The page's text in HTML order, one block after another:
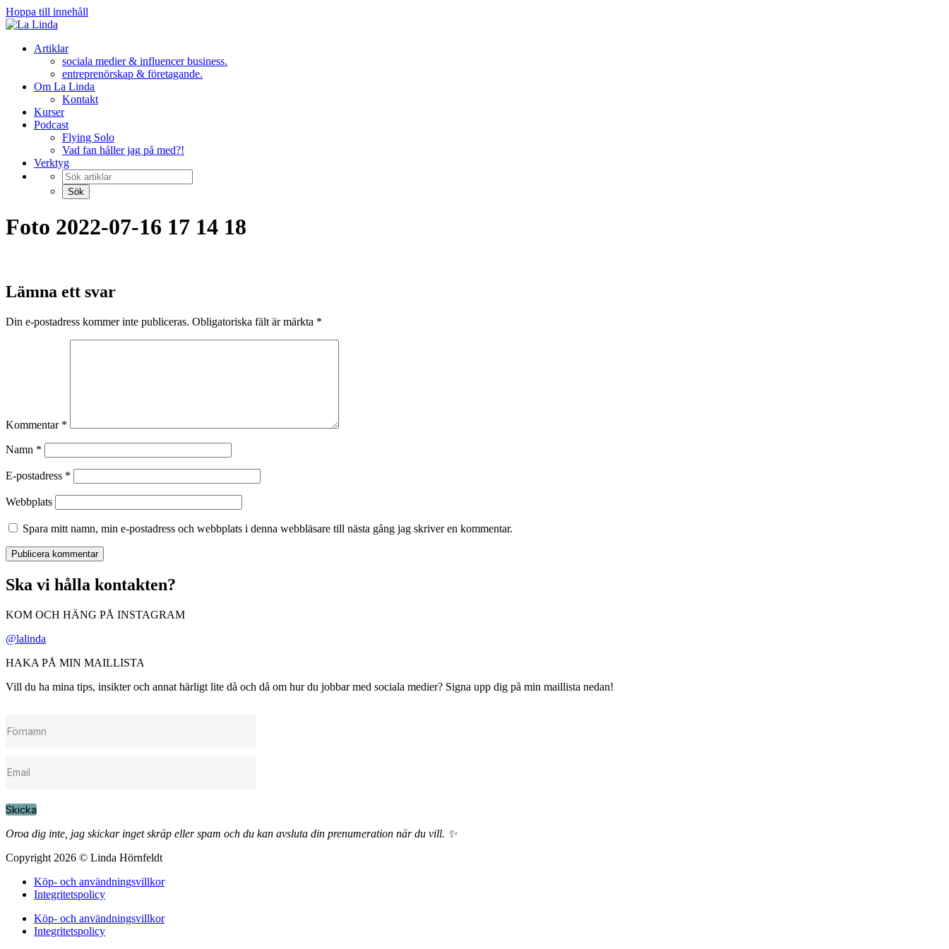
Hoppa till innehåll
Artiklar
sociala medier & influencer business.
entreprenörskap & företagande.
Om La Linda
Kontakt
Kurser
Podcast
Flying Solo
Vad fan håller jag på med?!
Verktyg
Foto 2022-07-16 17 14 18
Lämna ett svar
Din e-postadress kommer inte publiceras. Obligatoriska fält är märkta *
Kommentar *
Namn *
E-postadress *
Webbplats
Spara mitt namn, min e-postadress och webbplats i denna webbläsare till nästa gång jag skriver en kommentar.
Ska vi hålla kontakten?
KOM OCH HÄNG PÅ INSTAGRAM
@lalinda
HAKA PÅ MIN MAILLISTA
Vill du ha mina tips, insikter och annat härligt lite då och då om hur du jobbar med sociala medier? Signa upp dig på min maillista nedan!
Skicka
Oroa dig inte, jag skickar inget skräp eller spam och du kan avsluta din prenumeration när du vill. ✨
Copyright 2026 © Linda Hörnfeldt
Köp- och användningsvillkor
Integritetspolicy
Köp- och användningsvillkor
Integritetspolicy